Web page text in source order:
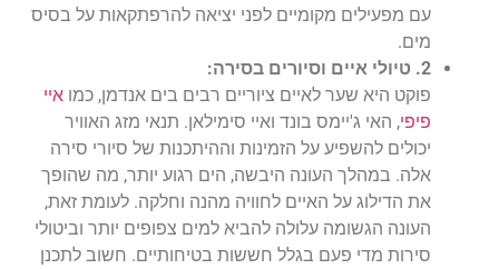
עם מפעילים מקומיים לפני יציאה להרפתקאות על בסיס
מים.
2. טיולי איים וסיורים בסירה:
פוקט היא שער לאיים ציוריים רבים בים אנדמן, כמו איי
פיפי, האי ג'יימס בונד ואיי סימילאן. תנאי מזג האוויר
יכולים להשפיע על הזמינות וההיתכנות של סיורי סירה
אלה. במהלך העונה היבשה, הים רגוע יותר, מה שהופך
את הדילוג על האיים לחוויה מהנה וחלקה. לעומת זאת,
העונה הגשומה עלולה להביא למים צפופים יותר וביטולי
סירות מדי פעם בגלל חששות בטיחותיים. חשוב לתכנן